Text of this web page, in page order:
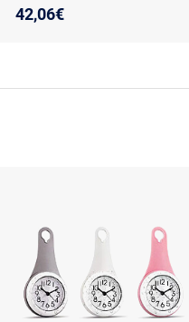
design minimaliste Little Big
time - Diam. 44 cm - Noir -
42,06€